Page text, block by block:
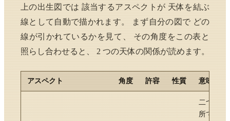
上の出生図では 該当するアスペクトが 天体を結ぶ
線として自動で描かれます。 まず自分の図で どの
線が引かれているかを見て、 その角度をこの表と
照らし合わせると、 2 つの天体の関係が読めます。
アスペクト 角度 許容 性質 意味・読
二つの天
所で融合